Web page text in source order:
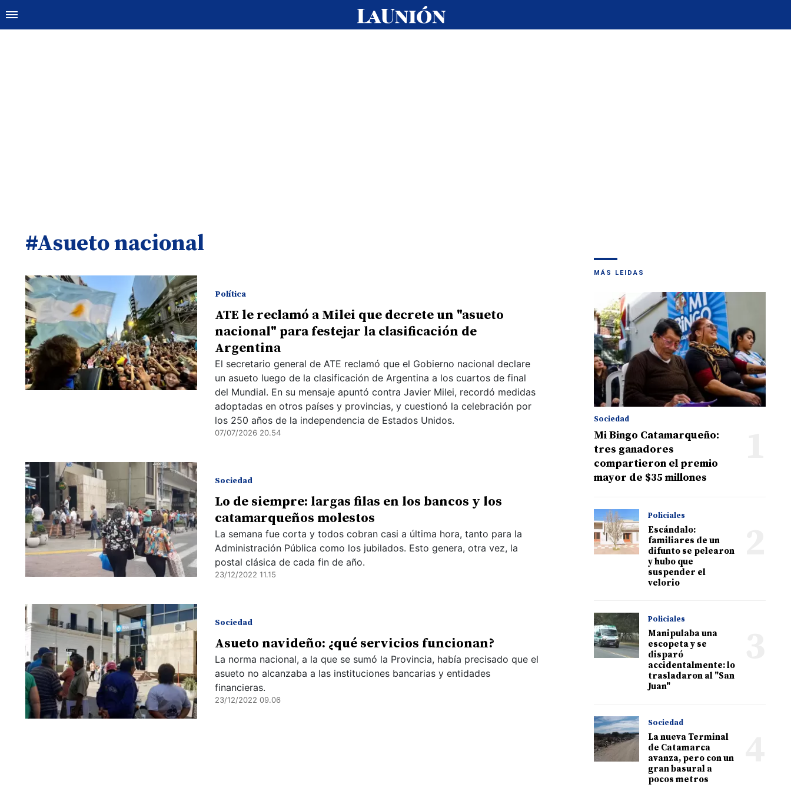
#Asueto nacional
Política
ATE le reclamó a Milei que decrete un "asueto
nacional" para festejar la clasificación de
Argentina
El secretario general de ATE reclamó que el Gobierno nacional declare
un asueto luego de la clasificación de Argentina a los cuartos de final
del Mundial. En su mensaje apuntó contra Javier Milei, recordó medidas
adoptadas en otros países y provincias, y cuestionó la celebración por
los 250 años de la independencia de Estados Unidos.
07/07/2026 20.54
Sociedad
Lo de siempre: largas filas en los bancos y los
catamarqueños molestos
La semana fue corta y todos cobran casi a última hora, tanto para la
Administración Pública como los jubilados. Esto genera, otra vez, la
postal clásica de cada fin de año.
23/12/2022 11.15
Sociedad
Asueto navideño: ¿qué servicios funcionan?
La norma nacional, a la que se sumó la Provincia, había precisado que el
asueto no alcanzaba a las instituciones bancarias y entidades
financieras.
23/12/2022 09.06
MÁS LEIDAS
Sociedad
Mi Bingo Catamarqueño:
tres ganadores
compartieron el premio
mayor de $35 millones
Policiales
Escándalo:
familiares de un
difunto se pelearon
y hubo que
suspender el
velorio
Policiales
Manipulaba una
escopeta y se
disparó
accidentalmente: lo
trasladaron al "San
Juan"
Sociedad
La nueva Terminal
de Catamarca
avanza, pero con un
gran basural a
pocos metros